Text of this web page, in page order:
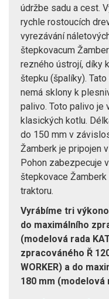
údržbe sadu a cest.
rychle rostoucích
vyrezávání
štepkovacum
rezného ústrojí, díky
štepku (špalíky).
nemá sklony k
palivo. Toto palivo je
klasických kotlu.
do 150 mm v
Žamberk je pripojen
Pohon zabezpecuje
štepkovace
traktoru.
Vyrábíme tri
do maximálního
(modelová rada
zpracováného Ř
WORKER) a do
180 mm (modelová